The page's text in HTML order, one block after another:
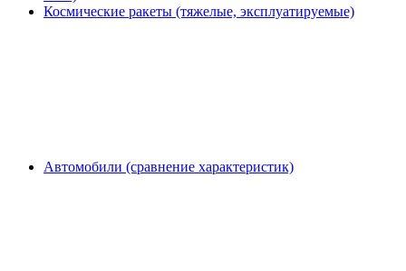
Космические ракеты (тяжелые, эксплуатируемые)
Автомобили (сравнение характеристик)